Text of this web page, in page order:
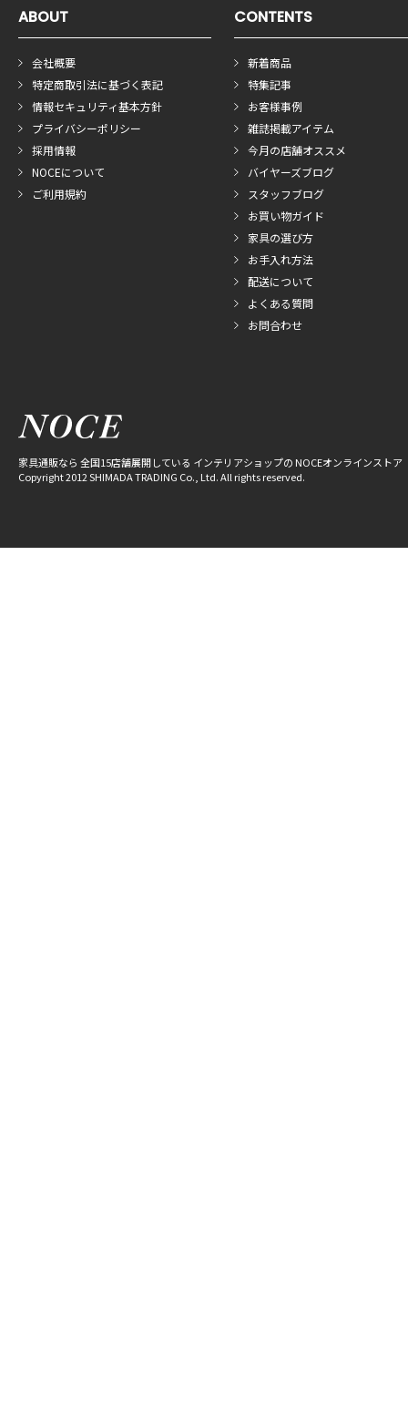
ABOUT
会社概要
特定商取引法に基づく表記
情報セキュリティ基本方針
プライバシーポリシー
採用情報
NOCEについて
ご利用規約
CONTENTS
新着商品
特集記事
お客様事例
雑誌掲載アイテム
今月の店舗オススメ
バイヤーズブログ
スタッフブログ
お買い物ガイド
家具の選び方
お手入れ方法
配送について
よくある質問
お問合わせ
家具通販なら 全国15店舗展開している インテリアショップの NOCEオンラインストア
Copyright 2012 SHIMADA TRADING Co., Ltd. All rights reserved.